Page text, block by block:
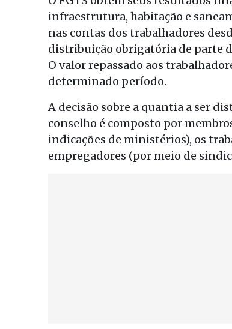
infraestrutura, habitação e
nas contas dos trabalhadores
distribuição obrigatória de parte
O valor repassado aos
determinado período.
A decisão sobre a quantia a ser
conselho é composto por
indicações de ministérios), os
empregadores (por meio de